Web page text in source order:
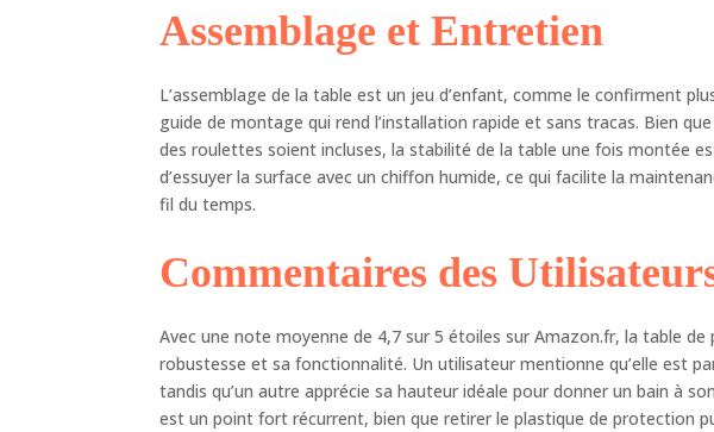
Assemblage et Entretien
L’assemblage de la table est un jeu d’enfant, comme le confirment
guide de montage qui rend l’installation rapide et sans tracas. Bien
des roulettes soient incluses, la stabilité de la table une fois montée
d’essuyer la surface avec un chiffon humide, ce qui facilite la
fil du temps.
Commentaires des
Avec une note moyenne de 4,7 sur 5 étoiles sur Amazon.fr, la table
robustesse et sa fonctionnalité. Un utilisateur mentionne qu’elle est
tandis qu’un autre apprécie sa hauteur idéale pour donner un bain à
est un point fort récurrent, bien que retirer le plastique de protection